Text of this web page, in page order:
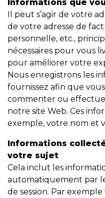
Informations que
Il peut s’agir de votre
de votre adresse de
personnelle, etc.,
nécessaires pour vous
pour améliorer votre
Nous enregistrons les
fournissez afin que
commenter ou
notre site Web. Ces
exemple, votre nom et
Informations
votre sujet
Cela inclut les
automatiquement par
de session. Par